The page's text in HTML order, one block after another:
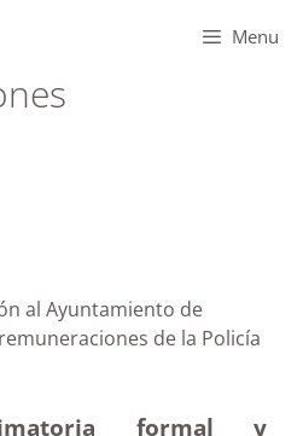
Menu
al Ayuntamiento de
de la Policía
formal y